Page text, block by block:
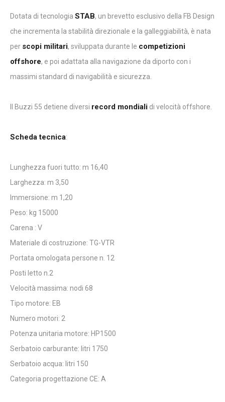
Dotata di tecnologia STAB, un brevetto esclusivo della FB Design
che incrementa la stabilità direzionale e la galleggiabilità, è nata
per scopi militari, sviluppata durante le competizioni
offshore, e poi adattata alla navigazione da diporto con i
massimi standard di navigabilità e sicurezza.
Il Buzzi 55 detiene diversi record mondiali di velocità offshore.
Scheda tecnica:
Lunghezza fuori tutto: m 16,40
Larghezza: m 3,50
Immersione: m 1,20
Peso: kg 15000
Carena : V
Materiale di costruzione: TG-VTR
Portata omologata persone n. 12
Posti letto n.2
Velocità massima: nodi 68
Tipo motore: EB
Numero motori: 2
Potenza unitaria motore: HP1500
Serbatoio carburante: litri 1750
Serbatoio acqua: litri 150
Categoria progettazione CE: A